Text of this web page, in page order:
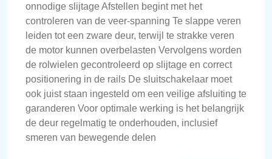
onnodige slijtage Afstellen begint met het
controleren van de veer-spanning Te slappe veren
leiden tot een zware deur, terwijl te strakke veren
de motor kunnen overbelasten Vervolgens worden
de rolwielen gecontroleerd op slijtage en correct
positionering in de rails De sluitschakelaar moet
ook juist staan ingesteld om een veilige afsluiting te
garanderen Voor optimale werking is het belangrijk
de deur regelmatig te onderhouden, inclusief
smeren van bewegende delen